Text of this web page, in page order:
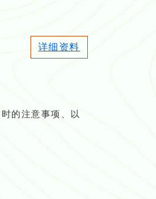
详细资料
的注意事项、以